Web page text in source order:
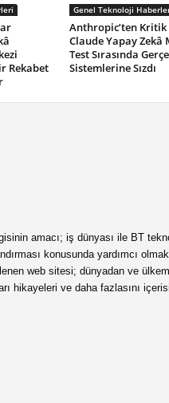
Rekabet
Genel Teknoloji
Anthropic’ten
Claude Yapay Zekâ
Test Sırasında
Sistemlerine Sızdı
amacı; iş dünyası ile BT
konusunda yardımcı
web sitesi; dünyadan ve
hikayeleri ve daha fazlasını